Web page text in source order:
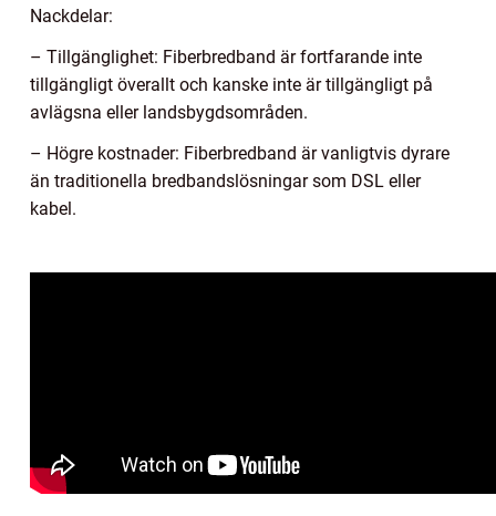
Nackdelar:
– Tillgänglighet: Fiberbredband är fortfarande inte
tillgängligt överallt och kanske inte är tillgängligt på
avlägsna eller landsbygdsområden.
– Högre kostnader: Fiberbredband är vanligtvis dyrare
än traditionella bredbandslösningar som DSL eller
kabel.